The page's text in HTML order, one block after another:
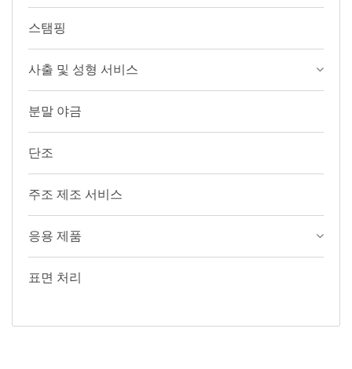
스탬핑
사출 및 성형 서비스
분말 야금
단조
주조 제조 서비스
응용 제품
표면 처리